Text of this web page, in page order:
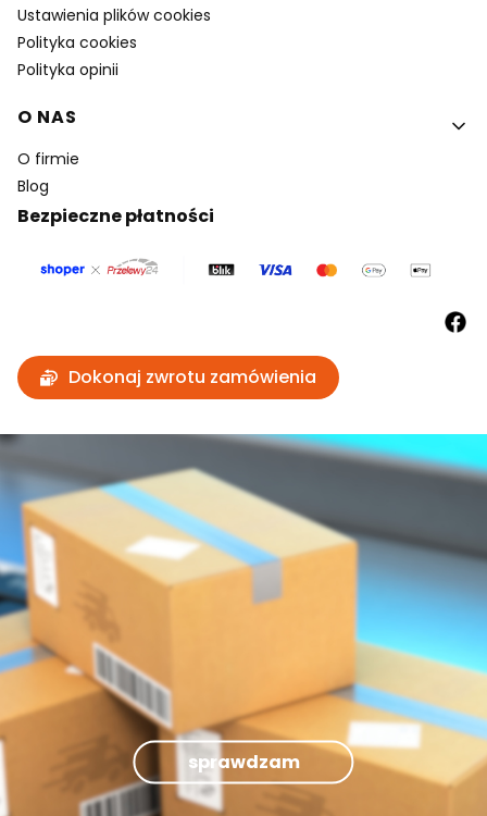
Ustawienia plików cookies
Polityka cookies
Polityka opinii
O NAS
O firmie
Blog
Bezpieczne płatności
Dokonaj zwrotu zamówienia
sprawdzam